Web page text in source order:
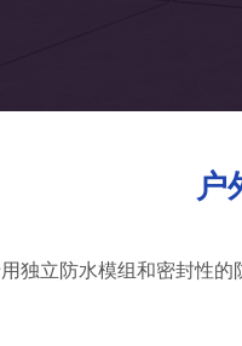
户
独立防水模组和密封性